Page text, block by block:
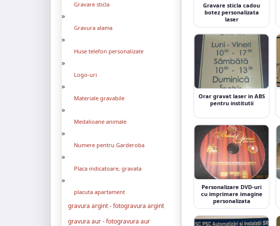
Gravare sticla
»
Gravura alama
»
Huse telefon personalizate
»
Logo-uri
»
Materiale gravabile
»
Medalioane animale
»
Numere pentru Garderoba
»
Placa indicatoare, gravata
»
placuta apartament
gravura argint - fotogravura argint
gravura aur - fotogravura aur
Gravare sticla cadou
botez personalizata
laser
Orar gravat laser in ABS
pentru institutii
Personalizare DVD-uri
cu imprimare imagine
personalizata